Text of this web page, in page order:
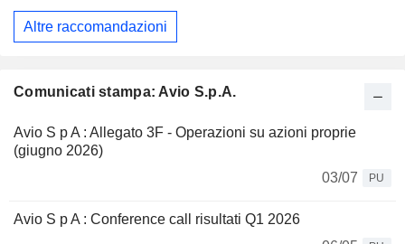
Altre raccomandazioni
Comunicati stampa: Avio S.p.A.
Avio S p A : Allegato 3F - Operazioni su azioni proprie
(giugno 2026)
03/07
PU
Avio S p A : Conference call risultati Q1 2026